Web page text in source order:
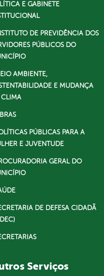
E GABINETE
DE PREVIDÊNCIA DOS
PÚBLICOS DO
AMBIENTE,
E MUDANÇA
CLIMA
PÚBLICAS PARA A
E JUVENTUDE
GERAL DO
DE DEFESA CIDADÃ
Serviços